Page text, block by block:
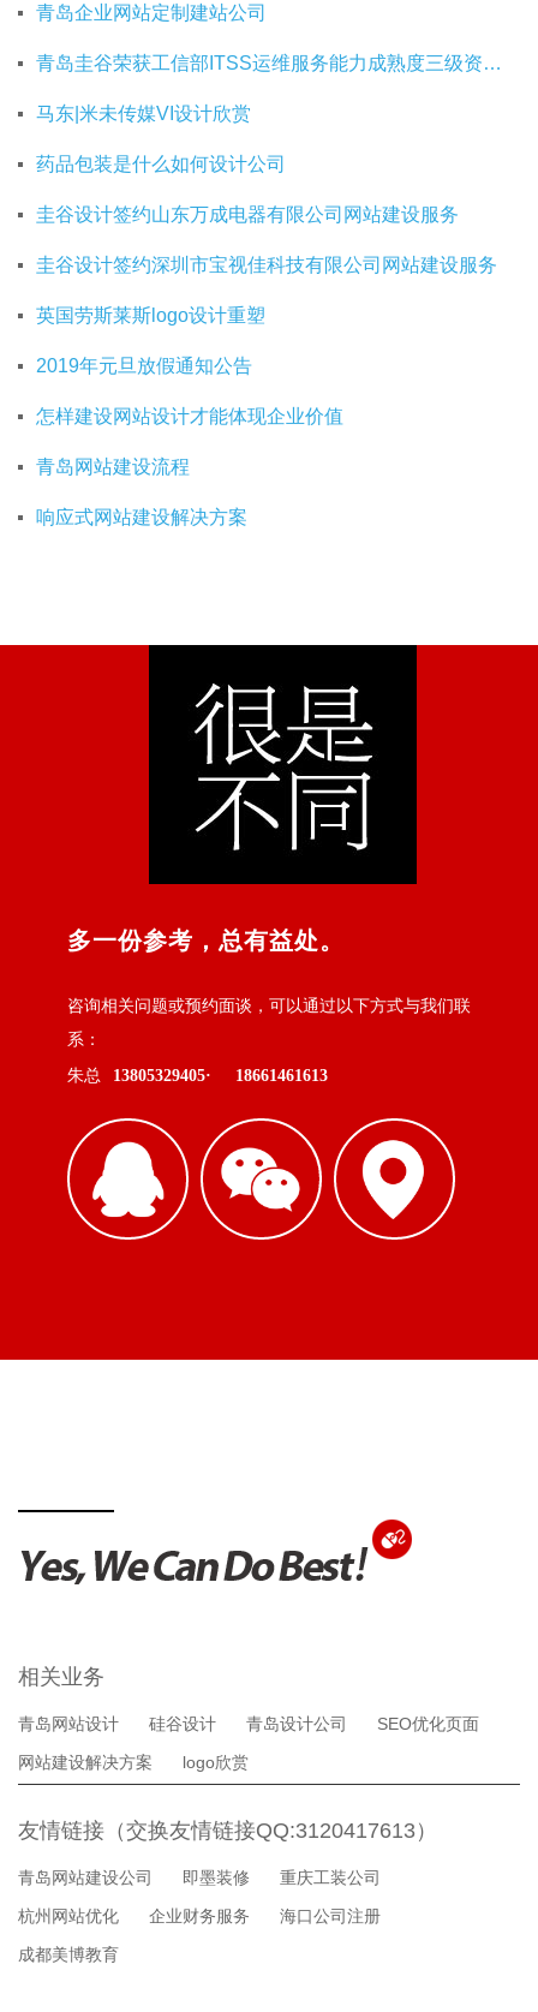
青岛企业网站定制建站公司
青岛圭谷荣获工信部ITSS运维服务能力成熟度三级资质证书
马东|米未传媒VI设计欣赏
药品包装是什么如何设计公司
圭谷设计签约山东万成电器有限公司网站建设服务
圭谷设计签约深圳市宝视佳科技有限公司网站建设服务
英国劳斯莱斯logo设计重塑
2019年元旦放假通知公告
怎样建设网站设计才能体现企业价值
青岛网站建设流程
响应式网站建设解决方案
多一份参考，总有益处。
咨询相关问题或预约面谈，可以通过以下方式与我们联
系：
朱总
13805329405· 18661461613
相关业务
青岛网站设计 硅谷设计 青岛设计公司
SEO优化页面
网站建设解决方案
logo欣赏
友情链接（交换友情链接QQ:3120417613）
青岛网站建设公司 即墨装修
重庆工装公司
杭州网站优化
企业财务服务
海口公司注册
成都美博教育